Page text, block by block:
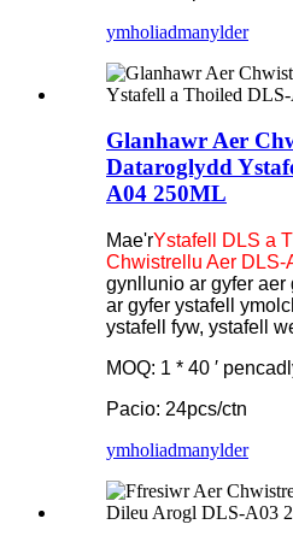
ymholiadmanylder
Glanhawr Aer
Dataroglydd
A04 250ML
Mae'rYstafell DLS a
Chwistrellu Aer DLS-
gynllunio ar gyfer
ar gyfer ystafell
ystafell fyw, ystafell
MOQ: 1 * 40 ′
Pacio: 24pcs/ctn
ymholiadmanylder